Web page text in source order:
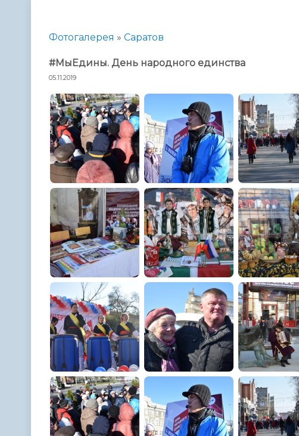
Фотогалерея » Саратов
#МыЕдины. День народного единства
05.11.2019